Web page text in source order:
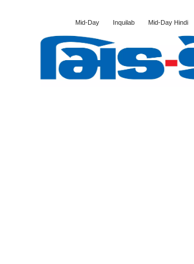
Mid-Day Inquilab Mid-Day Hindi